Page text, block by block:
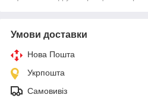
Умови доставки
Нова Пошта
Укрпошта
Самовивіз